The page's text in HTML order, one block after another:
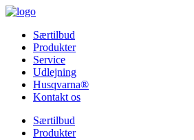
Særtilbud
Produkter
Service
Udlejning
Husqvarna®
Kontakt os
Særtilbud
Produkter